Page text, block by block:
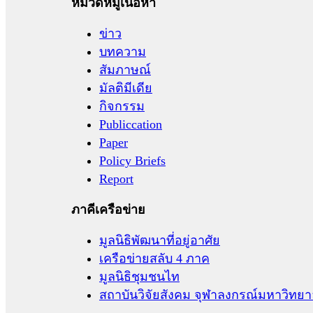
หมวดหมู่เนื้อหา
ข่าว
บทความ
สัมภาษณ์
มัลติมีเดีย
กิจกรรม
Publiccation
Paper
Policy Briefs
Report
ภาคีเครือข่าย
มูลนิธิพัฒนาที่อยู่อาศัย
เครือข่ายสลับ 4 ภาค
มูลนิธิชุมชนไท
สถาบันวิจัยสังคม จุฬาลงกรณ์มหาวิทย